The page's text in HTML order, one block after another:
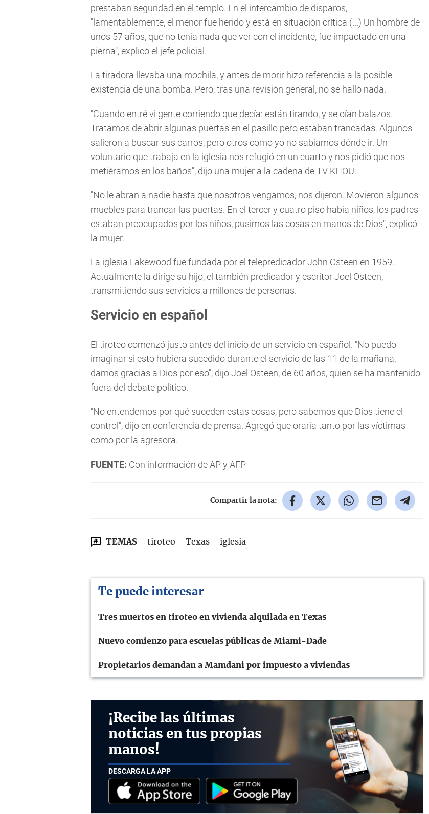
prestaban seguridad en el templo. En el intercambio de disparos,
"lamentablemente, el menor fue herido y está en situación crítica (...) Un hombre de
unos 57 años, que no tenía nada que ver con el incidente, fue impactado en una
pierna", explicó el jefe policial.
La tiradora llevaba una mochila, y antes de morir hizo referencia a la posible
existencia de una bomba. Pero, tras una revisión general, no se halló nada.
"Cuando entré vi gente corriendo que decía: están tirando, y se oían balazos.
Tratamos de abrir algunas puertas en el pasillo pero estaban trancadas. Algunos
salieron a buscar sus carros, pero otros como yo no sabíamos dónde ir. Un
voluntario que trabaja en la iglesia nos refugió en un cuarto y nos pidió que nos
metiéramos en los baños", dijo una mujer a la cadena de TV KHOU.
"No le abran a nadie hasta que nosotros vengamos, nos dijeron. Movieron algunos
muebles para trancar las puertas. En el tercer y cuatro piso había niños, los padres
estaban preocupados por los niños, pusimos las cosas en manos de Dios", explicó
la mujer.
La iglesia Lakewood fue fundada por el telepredicador John Osteen en 1959.
Actualmente la dirige su hijo, el también predicador y escritor Joel Osteen,
transmitiendo sus servicios a millones de personas.
Servicio en español
El tiroteo comenzó justo antes del inicio de un servicio en español. "No puedo
imaginar si esto hubiera sucedido durante el servicio de las 11 de la mañana,
damos gracias a Dios por eso", dijo Joel Osteen, de 60 años, quien se ha mantenido
fuera del debate político.
"No entendemos por qué suceden estas cosas, pero sabemos que Dios tiene el
control", dijo en conferencia de prensa. Agregó que oraría tanto por las víctimas
como por la agresora.
FUENTE: Con información de AP y AFP
Compartir la nota:
TEMAS tiroteo Texas iglesia
Te puede interesar
Tres muertos en tiroteo en vivienda alquilada en Texas
Nuevo comienzo para escuelas públicas de Miami-Dade
Propietarios demandan a Mamdani por impuesto a viviendas
¡Recibe las últimas
noticias en tus propias
manos!
DESCARGA LA APP